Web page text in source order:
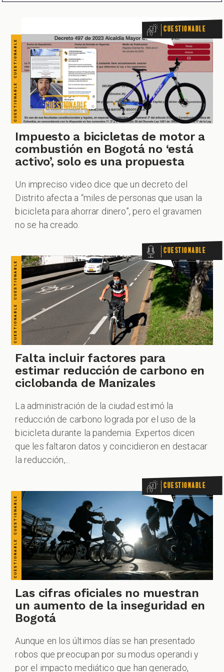
ZOOM
Cuestionable
Impuesto a bicicletas de motor a
combustión en Bogotá no ‘está
activo’, solo es una propuesta
Un impreciso video dice que un decreto del
Distrito afecta a “miles de personas que usan la
bicicleta para ahorrar dinero”, pero el gravamen
no se ha creado.
CUESTIONABLE CUESTIONABLE CUESTIONABLE CUESTIONABLE CUESTIONABLE CUESTIONABLE CUESTIONABLE Cuestionable
Falta incluir factores para
estimar reducción de carbono en
ciclobanda de Manizales
La administración de la ciudad estimó la
reducción de carbono lograda por el uso de la
bicicleta durante la pandemia. Expertos dicen
que les faltaron datos y coincidieron en destacar
la reducción,...
CUESTIONABLE CUESTIONABLE CUESTIONABLE CUESTIONABLE CUESTIONABLE CUESTIONABLE CUESTIONABLE Cuestionable
Las cifras oficiales no muestran
un aumento de la inseguridad en
Bogotá
Aunque en los últimos días se han presentado
robos que preocupan por su modus operandi y
por el impacto mediático que han generado,